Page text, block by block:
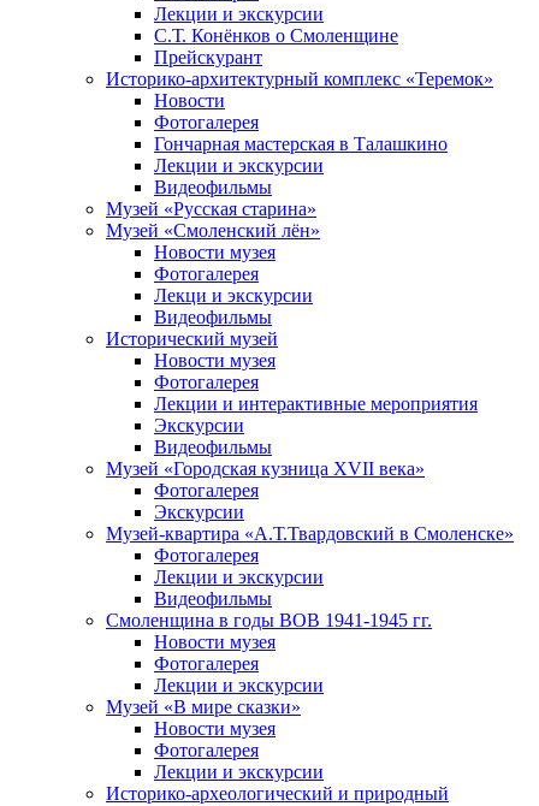
Лекции и экскурсии
С.Т. Конёнков о Смоленщине
Прейскурант
Историко-архитектурный комплекс «Теремок»
Новости
Фотогалерея
Гончарная мастерская в Талашкино
Лекции и экскурсии
Видеофильмы
Музей «Русская старина»
Музей «Смоленский лён»
Новости музея
Фотогалерея
Лекци и экскурсии
Видеофильмы
Исторический музей
Новости музея
Фотогалерея
Лекции и интерактивные мероприятия
Экскурсии
Видеофильмы
Музей «Городская кузница XVII века»
Фотогалерея
Экскурсии
Музей-квартира «А.Т.Твардовский в Смоленске»
Фотогалерея
Лекции и экскурсии
Видеофильмы
Смоленщина в годы ВОВ 1941-1945 гг.
Новости музея
Фотогалерея
Лекции и экскурсии
Музей «В мире сказки»
Новости музея
Фотогалерея
Лекции и экскурсии
Историко-археологический и природный